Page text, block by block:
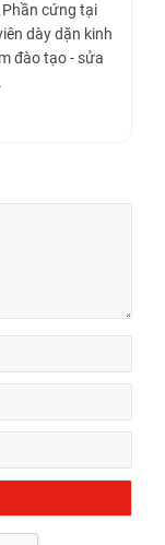
Phần cứng tại
dày dặn kinh
đào tạo - sửa